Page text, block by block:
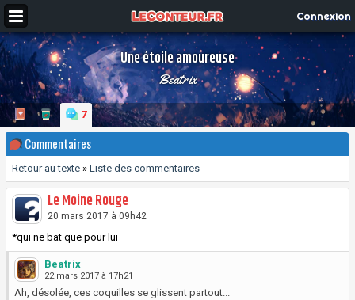
Connexion
Une étoile amoureuse
Beatrix
7
Commentaires
Retour au texte » Liste des commentaires
Le Moine Rouge
20 mars 2017 à 09h42
*qui ne bat que pour lui
Beatrix
22 mars 2017 à 17h21
Ah, désolée, ces coquilles se glissent partout...